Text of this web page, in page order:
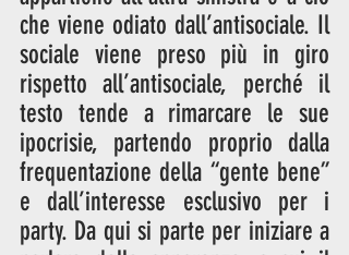
che viene odiato dall’antisociale. Il
sociale viene preso più in giro
rispetto all’antisociale, perché il
testo tende a rimarcare le sue
ipocrisie, partendo proprio dalla
frequentazione della “gente bene”
e dall’interesse esclusivo per i
party. Da qui si parte per iniziare a